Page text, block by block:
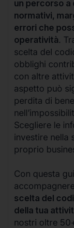
un percorso
normativi,
errori che
operatività.
scelta del
obblighi
con altre
aspetto può
perdita di
Scegliere le
investire nella
proprio
Con questa
scelta del
della tua
nostri oltre